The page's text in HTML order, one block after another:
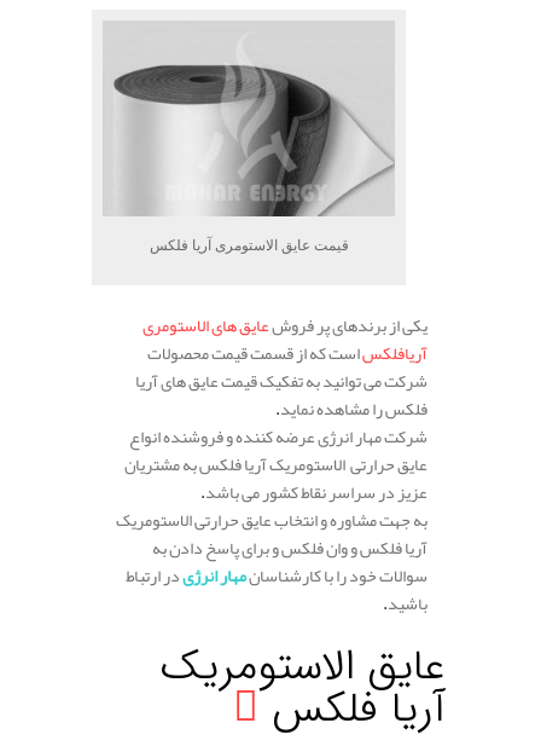
قیمت عایق الاستومری آریا فلکس
یکی از برندهای پر فروشعایق های الاستومری
آریافلکساست که از قسمت قیمت محصولات
شرکت می توانید به تفکیک قیمت عایق های آریا
فلکس را مشاهده نماید.
شرکت مهار انرژی عرضه کننده و فروشنده انواع
عایق حرارتی الاستومریک آریا فلکس به مشتریان
عزیز در سراسر نقاط کشور می باشد.
به جهت مشاوره و انتخاب عایق حرارتی الاستومریک
آریا فلکس و وان فلکس و برای پاسخ دادن به
سوالات خود را با کارشناسانمهار انرژیدر ارتباط
باشید.
عایق الاستومریک
آریا فلکس